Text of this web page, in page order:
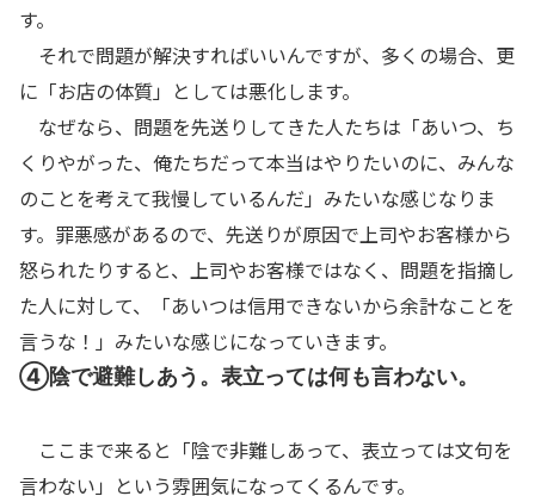
す。
それで問題が解決すればいいんですが、多くの場合、更
に「お店の体質」としては悪化します。
なぜなら、問題を先送りしてきた人たちは「あいつ、ち
くりやがった、俺たちだって本当はやりたいのに、みんな
のことを考えて我慢しているんだ」みたいな感じなりま
す。罪悪感があるので、先送りが原因で上司やお客様から
怒られたりすると、上司やお客様ではなく、問題を指摘し
た人に対して、「あいつは信用できないから余計なことを
言うな！」みたいな感じになっていきます。
④陰で避難しあう。表立っては何も言わない。
ここまで来ると「陰で非難しあって、表立っては文句を
言わない」という雰囲気になってくるんです。